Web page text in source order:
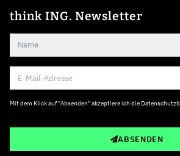
think ING. Newsletter
Mit dem Klick auf "Absenden" akzeptiere ich die
ABSENDEN